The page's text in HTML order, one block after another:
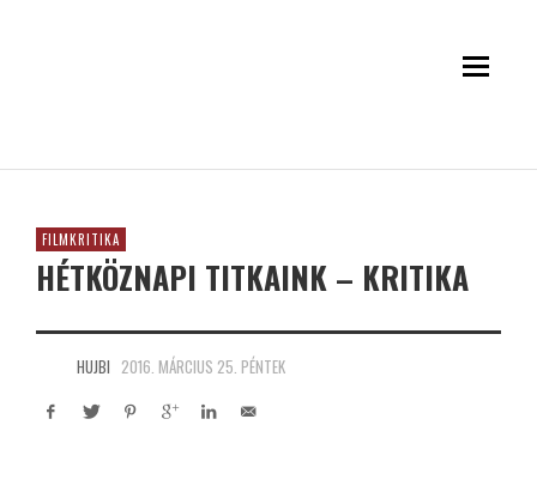
FILMKRITIKA
HÉTKÖZNAPI TITKAINK – KRITIKA
HUJBI 2016. MÁRCIUS 25. PÉNTEK